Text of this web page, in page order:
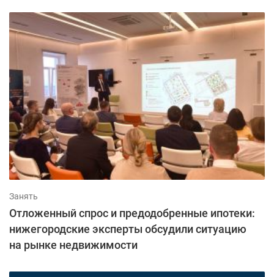
Занять
Отложенный спрос и предодобренные ипотеки:
нижегородские эксперты обсудили ситуацию
на рынке недвижимости